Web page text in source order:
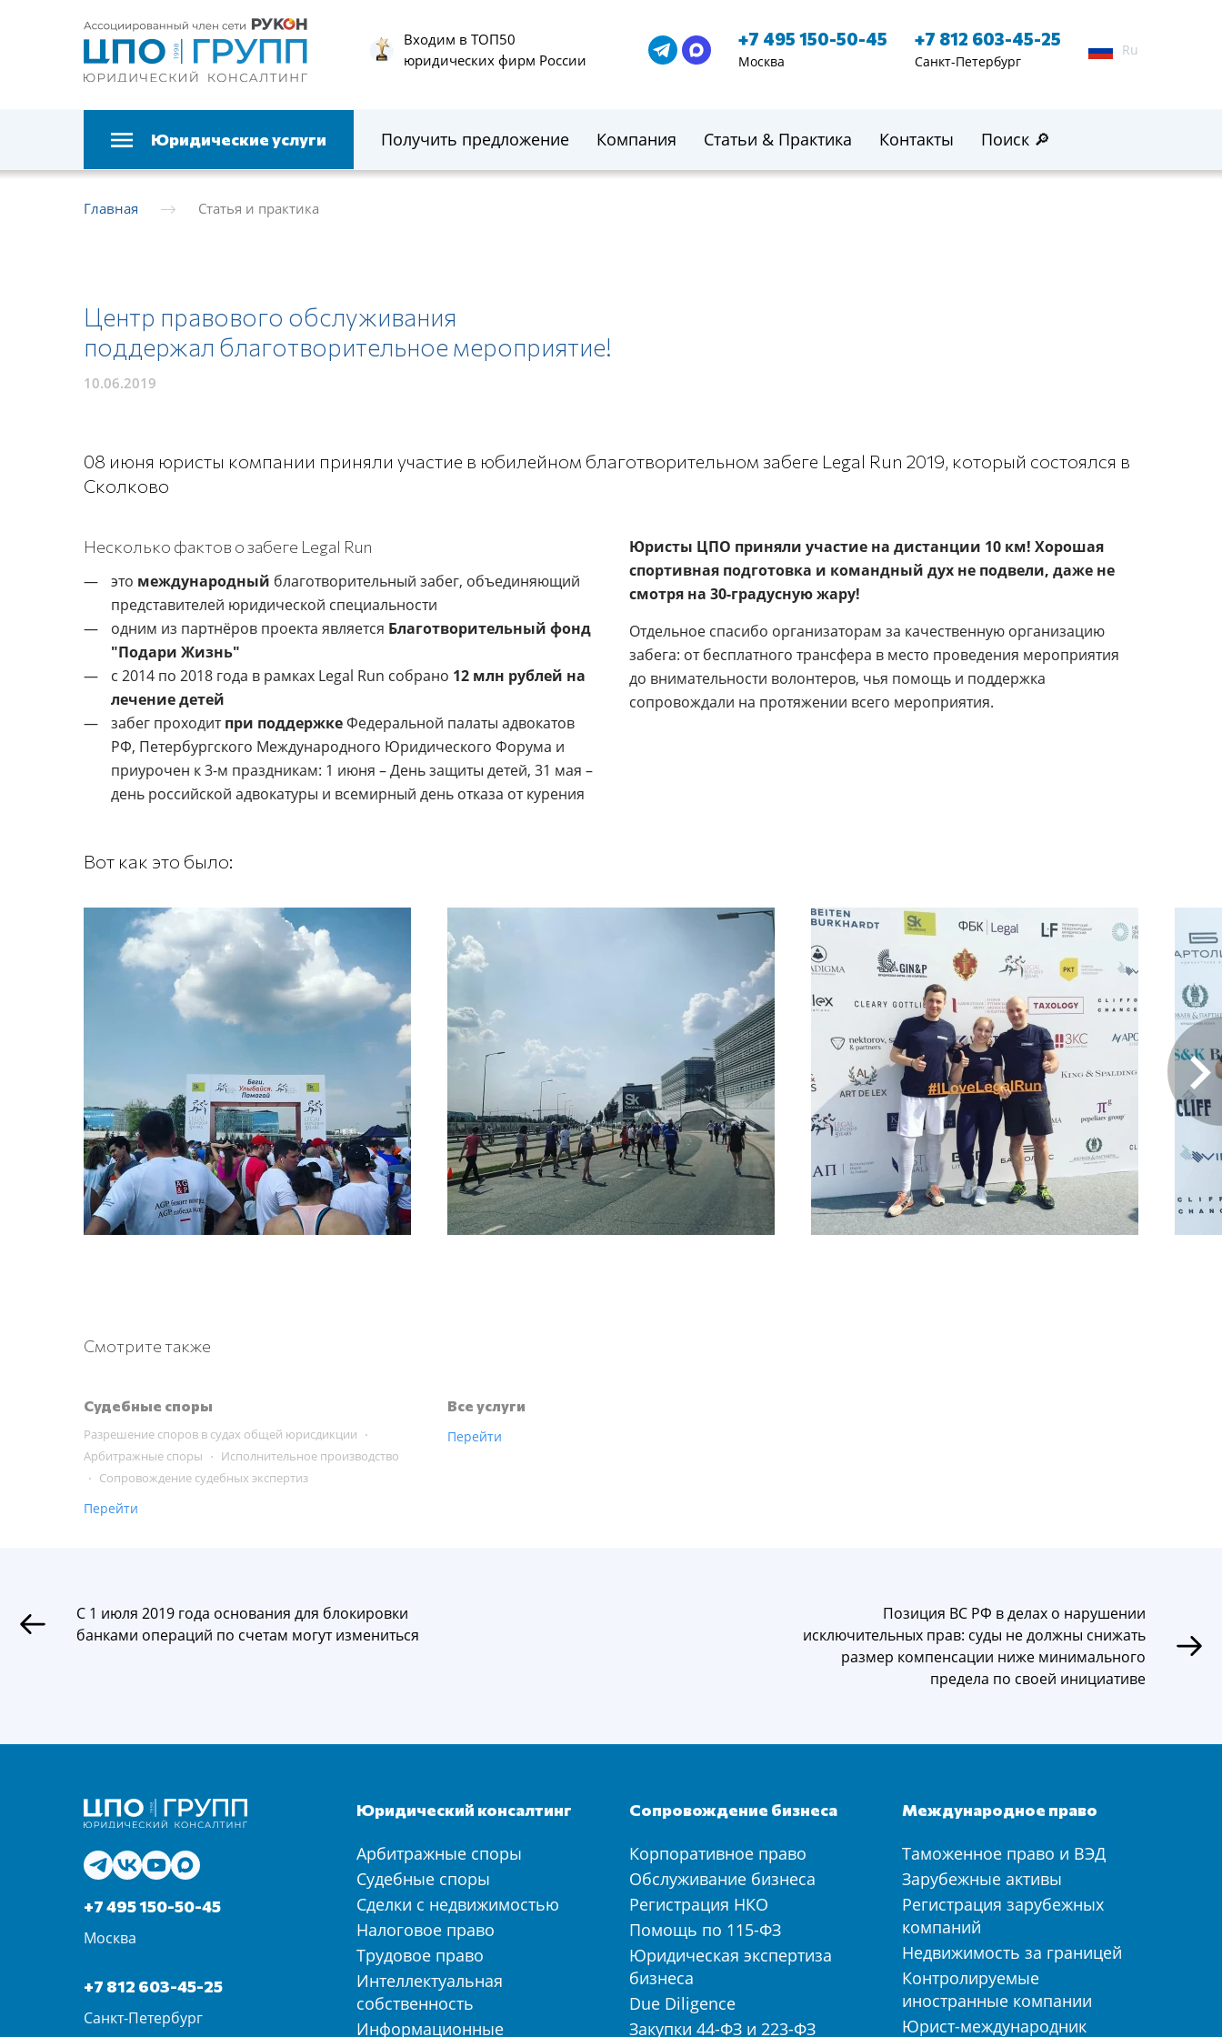
Входим в ТОП50
юридических фирм России
+7 495 150-50-45
Москва
+7 812 603-45-25
Санкт-Петербург
Ru
Юридические услуги Получить предложение Компания Статьи & Практика Контакты Поиск 🔎
Главная Статья и практика
Центр правового обслуживания
поддержал благотворительное мероприятие!
10.06.2019
08 июня юристы компании приняли участие в юбилейном благотворительном забеге Legal Run 2019, который состоялся в
Сколково
Несколько фактов о забеге Legal Run
это международный благотворительный забег, объединяющий
представителей юридической специальности
одним из партнёров проекта является Благотворительный фонд
"Подари Жизнь"
с 2014 по 2018 года в рамках Legal Run собрано 12 млн рублей на
лечение детей
забег проходитпри поддержкеФедеральной палаты адвокатов
РФ, Петербургского Международного Юридического Форума и
приурочен к 3-м праздникам: 1 июня – День защиты детей, 31 мая –
день российской адвокатуры и всемирный день отказа от курения
Юристы ЦПО приняли участие на дистанции 10 км! Хорошая
спортивная подготовка и командный дух не подвели, даже не
смотря на 30-градусную жару!
Отдельное спасибо организаторам за качественную организацию
забега: от бесплатного трансфера в место проведения мероприятия
до внимательности волонтеров, чья помощь и поддержка
сопровождали на протяжении всего мероприятия.
Вот как это было:
Смотрите также
Судебные споры
Разрешение споров в судах общей юрисдикции
Арбитражные споры
Исполнительное производство
Сопровождение судебных экспертиз
Перейти
Все услуги
Перейти
С 1 июля 2019 года основания для блокировки
банками операций по счетам могут измениться
Позиция ВС РФ в делах о нарушении
исключительных прав: суды не должны снижать
размер компенсации ниже минимального
предела по своей инициативе
+7 495 150-50-45
Москва
+7 812 603-45-25
Санкт-Петербург
Юридический консалтинг
Арбитражные споры
Судебные споры
Сделки с недвижимостью
Налоговое право
Трудовое право
Интеллектуальная
собственность
Информационные
Сопровождение бизнеса
Корпоративное право
Обслуживание бизнеса
Регистрация НКО
Помощь по 115-ФЗ
Юридическая экспертиза
бизнеса
Due Diligence
Закупки 44-ФЗ и 223-ФЗ
Международное право
Таможенное право и ВЭД
Зарубежные активы
Регистрация зарубежных
компаний
Недвижимость за границей
Контролируемые
иностранные компании
Юрист-международник